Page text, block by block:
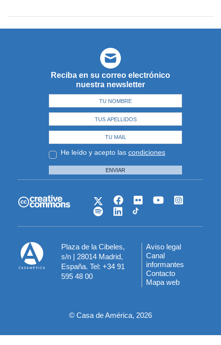
Reciba en su correo electrónico
nuestra newsletter
He leído y acepto las condiciones
ENVIAR
Plaza de la Cibeles,
s/n | 28014 Madrid,
España. Tel: +34 91
595 48 00
Menú
del
pie
Aviso legal
Canal
informantes
Contacto
Mapa web
© Casa de América, 2026